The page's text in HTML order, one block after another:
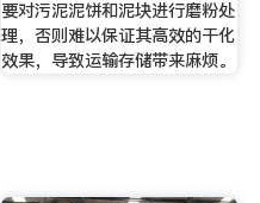
要对污泥泥饼和泥块进行磨粉处
理，否则难以保证其高效的干化
效果，导致运输存储带来麻烦。